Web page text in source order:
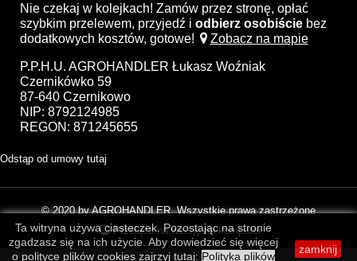
Ta witryna używa ciasteczek. Pozostając na stronie
zgadzasz się na ich użycie. Aby dowiedzieć się więcej
o polityce plików cookies zajrzyj tutaj: Polityka plików
zamknij
Nie czekaj w kolejkach! Zamów przez stronę, opłać
szybkim przelewem, przyjedź i odbierz osobiście bez
dodatkowych kosztów, gotowe!
Zobacz na mapie
P.P.H.U. AGROHANDLER Łukasz Woźniak
Czernikówko 59
87-640 Czernikowo
NIP: 8792124985
REGON: 871245655
Odstąp od umowy tutaj
© 2020 by AGROHANDLER. Wszystkie prawa zastrzeżone
Przełącz na wersję na komputer